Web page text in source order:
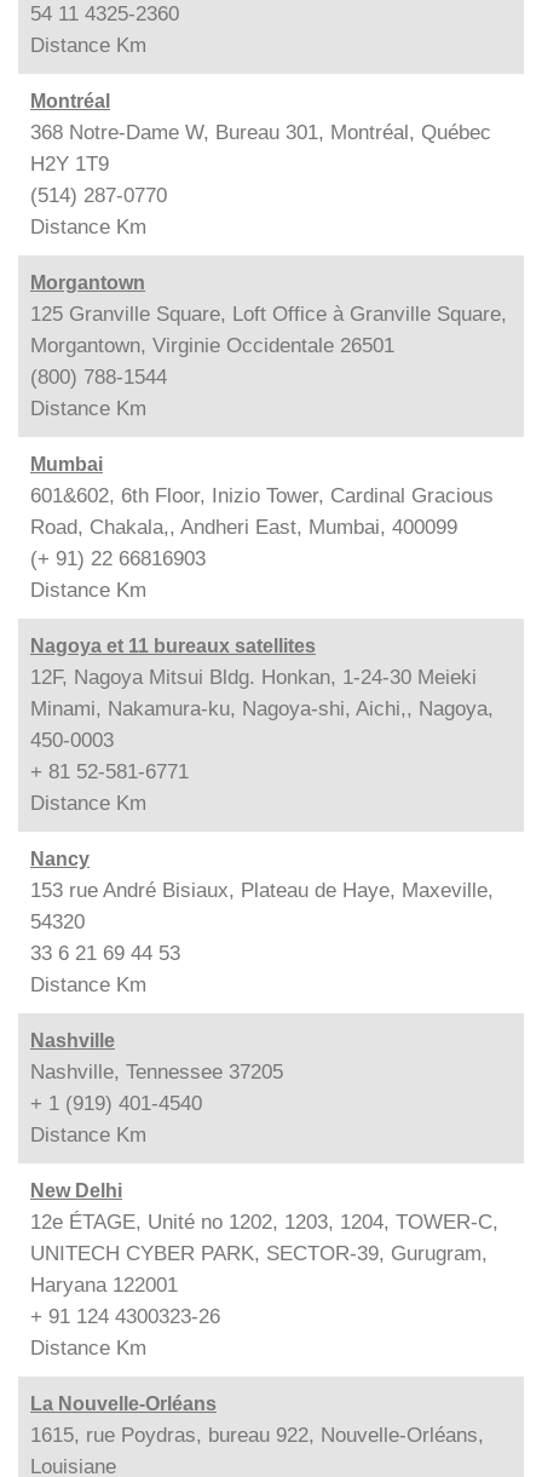
54 11 4325-2360
Distance Km
Montréal
368 Notre-Dame W, Bureau 301, Montréal, Québec
H2Y 1T9
(514) 287-0770
Distance Km
Morgantown
125 Granville Square, Loft Office à Granville Square,
Morgantown, Virginie Occidentale 26501
(800) 788-1544
Distance Km
Mumbai
601&602, 6th Floor, Inizio Tower, Cardinal Gracious
Road, Chakala,, Andheri East, Mumbai, 400099
(+ 91) 22 66816903
Distance Km
Nagoya et 11 bureaux satellites
12F, Nagoya Mitsui Bldg. Honkan, 1-24-30 Meieki
Minami, Nakamura-ku, Nagoya-shi, Aichi,, Nagoya,
450-0003
+ 81 52-581-6771
Distance Km
Nancy
153 rue André Bisiaux, Plateau de Haye, Maxeville,
54320
33 6 21 69 44 53
Distance Km
Nashville
Nashville, Tennessee 37205
+ 1 (919) 401-4540
Distance Km
New Delhi
12e ÉTAGE, Unité no 1202, 1203, 1204, TOWER-C,
UNITECH CYBER PARK, SECTOR-39, Gurugram,
Haryana 122001
+ 91 124 4300323-26
Distance Km
La Nouvelle-Orléans
1615, rue Poydras, bureau 922, Nouvelle-Orléans,
Louisiane